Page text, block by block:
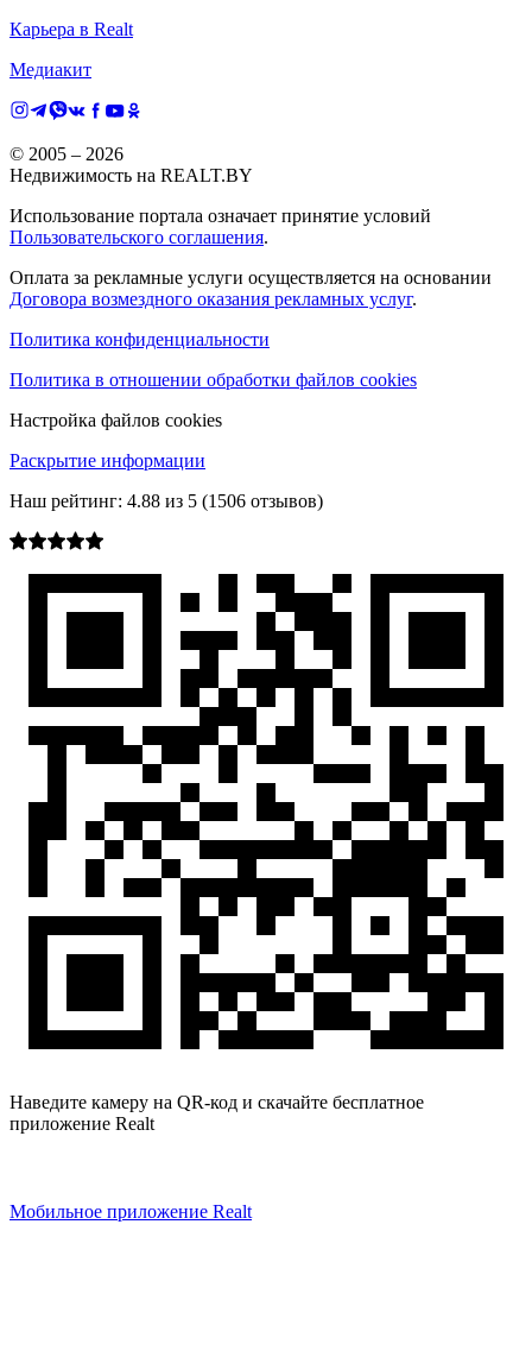
Карьера в Realt
Медиакит
© 2005 – 2026
Недвижимость на REALT.BY
Использование портала означает принятие условий
Пользовательского соглашения.
Оплата за рекламные услуги осуществляется на основании
Договора возмездного оказания рекламных услуг.
Политика конфиденциальности
Политика в отношении обработки файлов cookies
Настройка файлов cookies
Раскрытие информации
Наш рейтинг: 4.88 из 5 (1506 отзывов)
Наведите камеру на QR-код и скачайте бесплатное
приложение Realt
Мобильное приложение Realt